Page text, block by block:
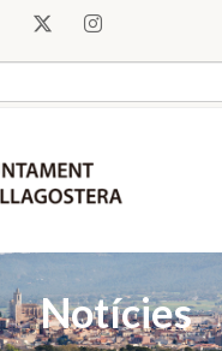
Notícies